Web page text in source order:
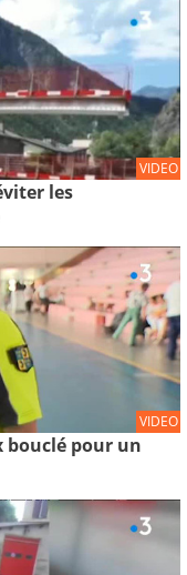
VIDEO
les
VIDEO
bouclé pour un